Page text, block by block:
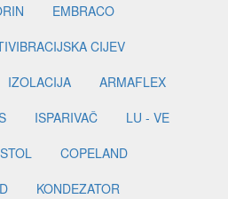
EMBRACO
CIJEV
IZOLACIJA
ARMAFLEX
ISPARIVAČ
LU - VE
COPELAND
KONDEZATOR